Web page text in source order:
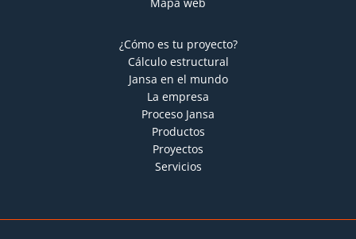
¿Cómo es tu proyecto?
Cálculo estructural
Jansa en el mundo
La empresa
Proceso Jansa
Productos
Proyectos
Servicios